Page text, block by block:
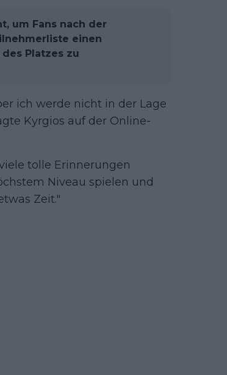
um Fans nach der
einen
Platzes zu
ich werde nicht in der Lage
Kyrgios auf der Online-
tolle Erinnerungen
Niveau spielen und
Zeit."